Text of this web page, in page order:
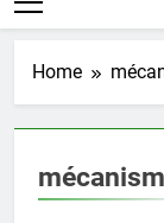
Home
mécanism